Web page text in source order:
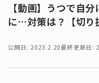
【動画】うつで自
に…対策は？【切り
公開日: 2023.2.20最終更新日: